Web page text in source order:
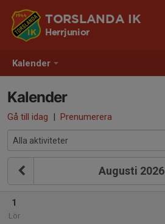
Kalender
TORSLANDA IK
Herrjunior
Kalender
Gå till idag | Prenumerera
Augusti 2026
1
Lör